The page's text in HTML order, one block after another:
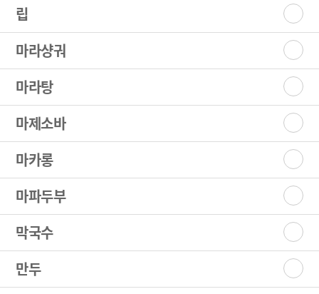
립
마라샹궈
마라탕
마제소바
마카롱
마파두부
막국수
만두